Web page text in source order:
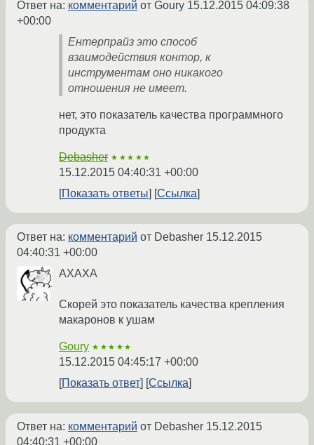
Ответ на: комментарий от Goury 15.12.2015 04:09:38
+00:00
Ентерпрайз это способ
взаимодействия контор, к
инструментам оно никакого
отношения не имеет.
нет, это показатель качества программного
продукта
Debasher ★★★★★
15.12.2015 04:40:31 +00:00
Показать ответы
Ссылка
Ответ на: комментарий от Debasher 15.12.2015
04:40:31 +00:00
АХАХА
Скорей это показатель качества крепления
макаронов к ушам
Goury ★★★★★
15.12.2015 04:45:17 +00:00
Показать ответ
Ссылка
Ответ на: комментарий от Debasher 15.12.2015
04:40:31 +00:00